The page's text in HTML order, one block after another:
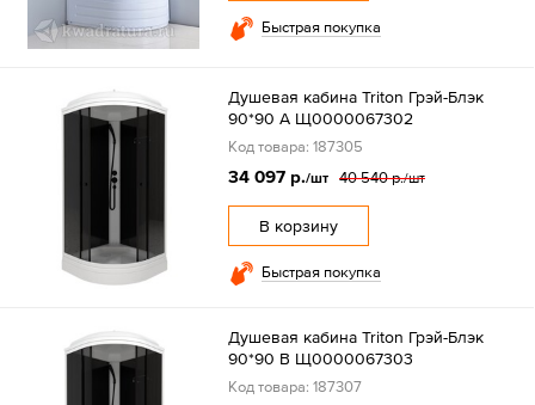
Быстрая покупка
Душевая кабина Triton Грэй-Блэк
90*90 А Щ0000067302
Код товара: 187305
34 097 р./шт 40 540 р./шт
В корзину
Быстрая покупка
Душевая кабина Triton Грэй-Блэк
90*90 В Щ0000067303
Код товара: 187307